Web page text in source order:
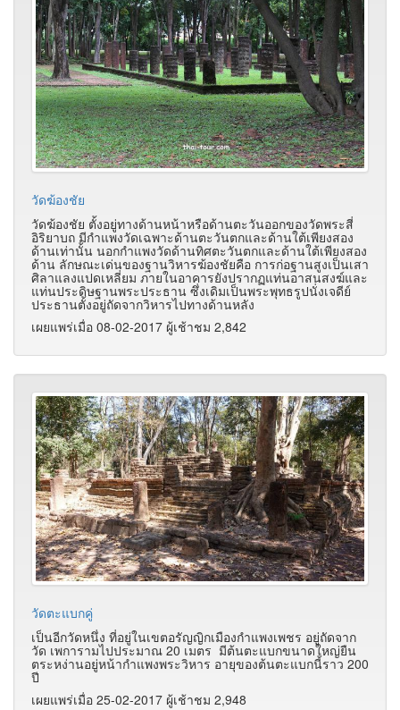
วัดฆ้องชัย
วัดฆ้องชัย ตั้งอยู่ทางด้านหน้าหรือด้านตะวันออกของวัดพระสี่
อิริยาบถ มีกำแพงวัดเฉพาะด้านตะวันตกและด้านใต้เพียงสอง
ด้านเท่านั้น นอกกำแพงวัดด้านทิศตะวันตกและด้านใต้เพียงสอง
ด้าน ลักษณะเด่นของฐานวิหารฆ้องชัยคือ การก่อฐานสูงเป็นเสา
ศิลาแลงแปดเหลี่ยม ภายในอาคารยังปรากฏแท่นอาสนสงฆ์และ
แท่นประดิษฐานพระประธาน ซึ่งเดิมเป็นพระพุทธรูปนั่งเจดีย์
ประธานตั้งอยู่ถัดจากวิหารไปทางด้านหลัง
เผยแพร่เมื่อ 08-02-2017 ผู้เช้าชม 2,842
วัดตะแบกคู่
เป็นอีกวัดหนึ่ง ที่อยู่ในเขตอรัญญิกเมืองกำแพงเพชร อยู่ถัดจาก
วัด เพการามไปประมาณ 20 เมตร มีต้นตะแบกขนาดใหญ่ยืน
ตระหง่านอยู่หน้ากำแพงพระวิหาร อายุของต้นตะแบกนี้ราว 200
ปี
เผยแพร่เมื่อ 25-02-2017 ผู้เช้าชม 2,948